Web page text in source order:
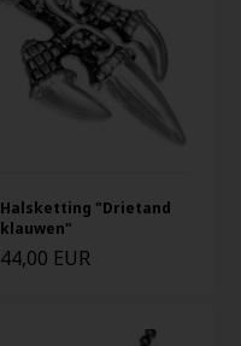
Halsketting "Drietand
klauwen"
44,00 EUR